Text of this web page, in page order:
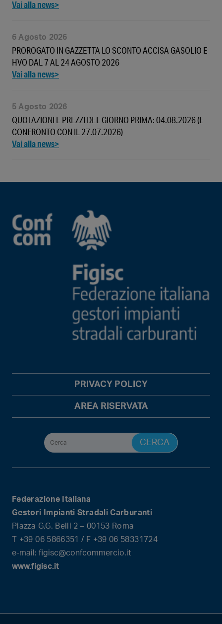
PROROGATO IN GAZZETTA LO SCONTO ACCISA GASOLIO E
HVO DAL 7 AL 24 AGOSTO 2026
6 Agosto 2026
QUOTAZIONI E PREZZI DEL GIORNO PRIMA: 04.08.2026 (E
CONFRONTO CON IL 27.07.2026)
5 Agosto 2026
Federazione Italiana
Gestori Impianti Stradali Carburanti
Piazza G.G. Belli 2 – 00153 Roma
T +39 06 5866351 / F +39 06 58331724
e-mail: figisc@confcommercio.it
www.figisc.it
PRIVACY POLICY
AREA RISERVATA